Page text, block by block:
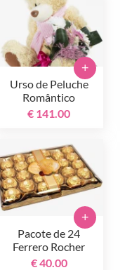
Urso de Peluche
Romântico
€ 141.00
+
Pacote de 24
Ferrero Rocher
€ 40.00
+